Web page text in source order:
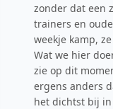
zonder dat een
trainers en
weekje kamp,
Wat we hier
zie op dit
ergens anders
het dichtst bij